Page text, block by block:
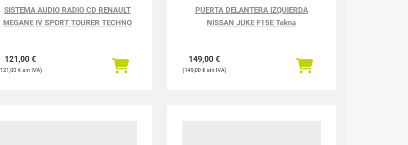
SISTEMA AUDIO RADIO CD RENAULT
MEGANE IV SPORT TOURER TECHNO
121,00 €
121,00€
PUERTA DELANTERA IZQUIERDA
NISSAN JUKE F15E Tekna
149,00€
149,00 €